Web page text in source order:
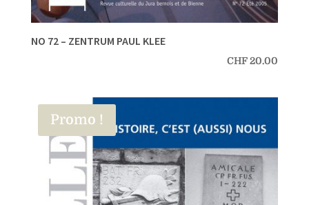
NO 72 – ZENTRUM PAUL KLEE
CHF20.00
Promo !